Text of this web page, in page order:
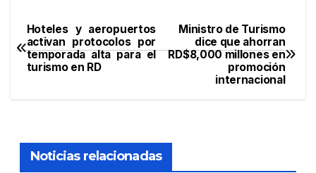
Navegación
de
Ministro de Turismo
dice que ahorran
RD$8,000 millones en
promoción
internacional
Hoteles y aeropuertos
activan protocolos por
temporada alta para el
turismo en RD
Noticias relacionadas